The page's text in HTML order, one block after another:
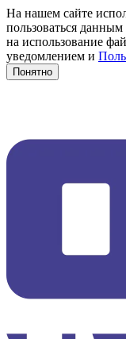
На нашем сайте
пользоваться
на использование
уведомлением и
Понятно